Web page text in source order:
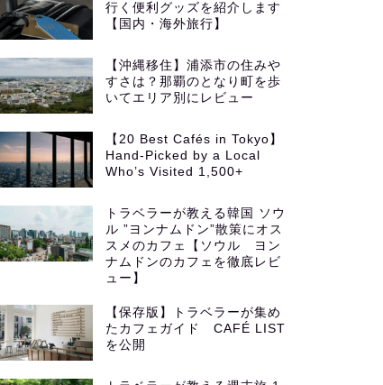
行く便利グッズを紹介します
【国内・海外旅行】
【沖縄移住】浦添市の住みや
すさは？那覇のとなり町を歩
いてエリア別にレビュー
【20 Best Cafés in Tokyo】
Hand-Picked by a Local
Who’s Visited 1,500+
トラベラーが教える韓国 ソウ
ル ”ヨンナムドン”散策にオス
スメのカフェ【ソウル ヨン
ナムドンのカフェを徹底レビ
ュー】
【保存版】トラベラーが集め
たカフェガイド CAFÉ LIST
を公開